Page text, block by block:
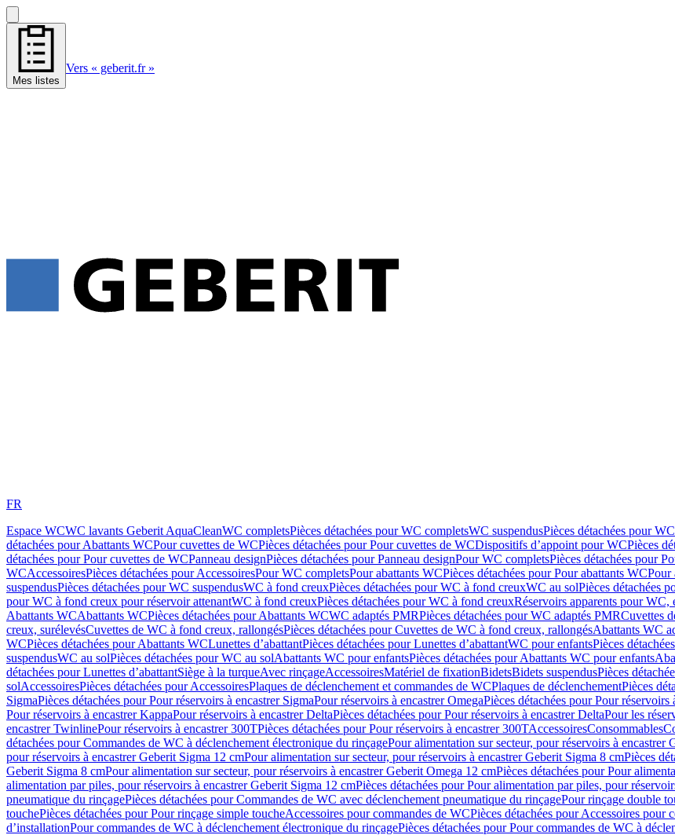
Mes listes
Vers « geberit.fr »
FR
Espace WCWC lavants Geberit AquaCleanWC completsPièces détachées pour WC completsWC suspendusPièces détachées pour
détachées pour Abattants WCPour cuvettes de WCPièces détachées pour Pour cuvettes de WCDispositifs d’appoint pour WCPièces
détachées pour Pour cuvettes de WCPanneau designPièces détachées pour Panneau designPour WC completsPièces détachées pour
WCAccessoiresPièces détachées pour AccessoiresPour WC completsPour abattants WCPièces détachées pour Pour abattants WCPour
suspendusPièces détachées pour WC suspendusWC à fond creuxPièces détachées pour WC à fond creuxWC au solPièces détachées
pour WC à fond creux pour réservoir attenantWC à fond creuxPièces détachées pour WC à fond creuxRéservoirs apparents pour WC,
Abattants WCAbattants WCPièces détachées pour Abattants WCWC adaptés PMRPièces détachées pour WC adaptés PMRCuvettes
creux, surélevésCuvettes de WC à fond creux, rallongésPièces détachées pour Cuvettes de WC à fond creux, rallongésAbattants WC
WCPièces détachées pour Abattants WCLunettes d’abattantPièces détachées pour Lunettes d’abattantWC pour enfantsPièces
suspendusWC au solPièces détachées pour WC au solAbattants WC pour enfantsPièces détachées pour Abattants WC pour enfants
détachées pour Lunettes d’abattantSiège à la turqueAvec rinçageAccessoiresMatériel de fixationBidetsBidets suspendusPièces
solAccessoiresPièces détachées pour AccessoiresPlaques de déclenchement et commandes de WCPlaques de déclenchementPièces
SigmaPièces détachées pour Pour réservoirs à encastrer SigmaPour réservoirs à encastrer OmegaPièces détachées pour Pour réservoirs
Pour réservoirs à encastrer KappaPour réservoirs à encastrer DeltaPièces détachées pour Pour réservoirs à encastrer DeltaPour les
encastrer TwinlinePour réservoirs à encastrer 300TPièces détachées pour Pour réservoirs à encastrer 300TAccessoiresConsommables
détachées pour Commandes de WC à déclenchement électronique du rinçagePour alimentation sur secteur, pour réservoirs à encastrer
pour réservoirs à encastrer Geberit Sigma 12 cmPour alimentation sur secteur, pour réservoirs à encastrer Geberit Sigma 8 cmPièces
Geberit Sigma 8 cmPour alimentation sur secteur, pour réservoirs à encastrer Geberit Omega 12 cmPièces détachées pour Pour
alimentation par piles, pour réservoirs à encastrer Geberit Sigma 12 cmPièces détachées pour Pour alimentation par piles, pour
pneumatique du rinçagePièces détachées pour Commandes de WC avec déclenchement pneumatique du rinçagePour rinçage double
touchePièces détachées pour Pour rinçage simple toucheAccessoires pour commandes de WCPièces détachées pour Accessoires pour
d’installationPour commandes de WC à déclenchement électronique du rinçagePièces détachées pour Pour commandes de WC à